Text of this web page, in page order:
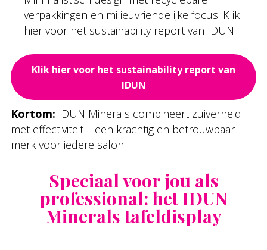
verpakkingen en milieuvriendelijke focus. Klik
hier voor het sustainability report van IDUN
Klik hier voor het sustainability report van
IDUN
Kortom: IDUN Minerals combineert zuiverheid
met effectiviteit – een krachtig en betrouwbaar
merk voor iedere salon.
Speciaal voor jou als
professional: het IDUN
Minerals tafeldisplay